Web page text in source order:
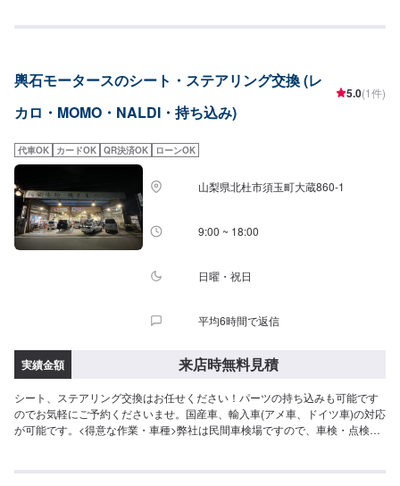
【4】仕上がり次第納車<パーツについて>パーツの持ち込み・販売も可能で
車の作業中は代車をご利用ください。※代車の燃料代はお客様にご負担いただ
いております。<入庫受付可能日・営業時間>入庫受付可能日：水・木・金営
業時間：9:00~18:00
輿石モータースのシート・ステアリング交換 (レ
カロ・MOMO・NALDI・持ち込み)
5.0(1件)
代車OK カードOK QR決済OK ローンOK
山梨県北杜市須玉町大蔵860-1
9:00 ~ 18:00
日曜・祝日
平均6時間で返信
実績金額 来店時無料見積
シート、ステアリング交換はお任せください！パーツの持ち込みも可能です
のでお気軽にご予約くださいませ。国産車、輸入車(アメ車、ドイツ車)の対応
が可能です。<得意な作業・車種>弊社は民間車検場ですので、車検・点検は
もの)も自信を持っております。お問い合わせくださいませ。車種では、国産